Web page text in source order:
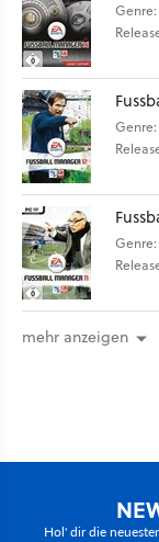
mehr anzeigen
Hol' dir die